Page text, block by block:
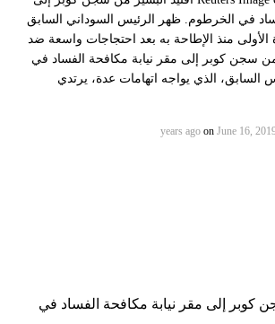
في الخرطوم. ظهر الرئيس السوداني السابق
الأولى منذ الإطاحة به بعد احتجاجات واسعة ضد
سجن كوبر إلى مقر نيابة مكافحة الفساد في
السابق، الذي يواجه اتهامات عدة، يرتدي
on June 16,
كوبر إلى مقر نيابة مكافحة الفساد في